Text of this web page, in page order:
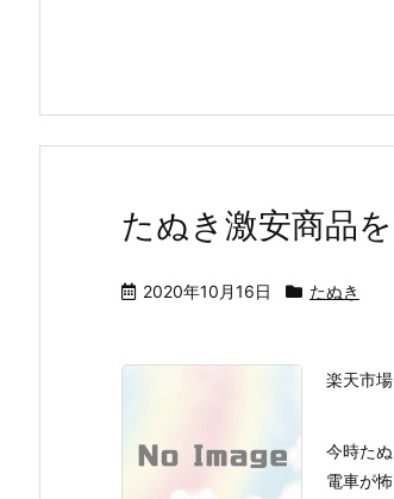
たぬき激安商品
2020年10月16日 たぬき
楽天市場
今時た
電車が